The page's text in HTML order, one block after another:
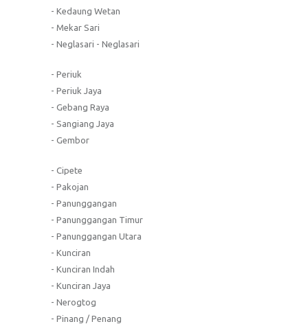
- Kedaung Wetan
- Mekar Sari
- Neglasari - Neglasari
- Periuk
- Periuk Jaya
- Gebang Raya
- Sangiang Jaya
- Gembor
- Cipete
- Pakojan
- Panunggangan
- Panunggangan Timur
- Panunggangan Utara
- Kunciran
- Kunciran Indah
- Kunciran Jaya
- Nerogtog
- Pinang / Penang